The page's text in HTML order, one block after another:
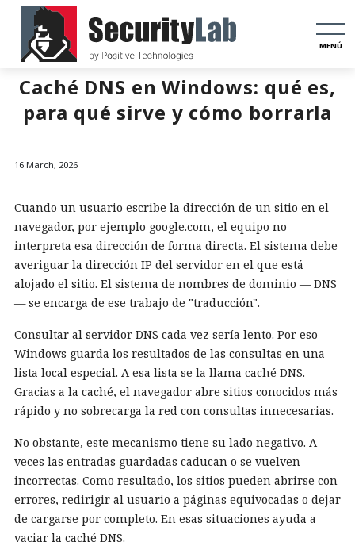
MENÚ
Caché DNS en Windows: qué es,
para qué sirve y cómo borrarla
16 March, 2026
Cuando un usuario escribe la dirección de un sitio en el
navegador, por ejemplo google.com, el equipo no
interpreta esa dirección de forma directa. El sistema debe
averiguar la dirección IP del servidor en el que está
alojado el sitio. El sistema de nombres de dominio — DNS
— se encarga de ese trabajo de "traducción".
Consultar al servidor DNS cada vez sería lento. Por eso
Windows guarda los resultados de las consultas en una
lista local especial. A esa lista se la llama caché DNS.
Gracias a la caché, el navegador abre sitios conocidos más
rápido y no sobrecarga la red con consultas innecesarias.
No obstante, este mecanismo tiene su lado negativo. A
veces las entradas guardadas caducan o se vuelven
incorrectas. Como resultado, los sitios pueden abrirse con
errores, redirigir al usuario a páginas equivocadas o dejar
de cargarse por completo. En esas situaciones ayuda a
vaciar la caché DNS.